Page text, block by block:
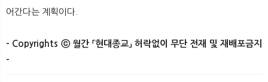
어간다는 계획이다.
- Copyrights ⓒ 월간 「현대종교」 허락없이 무단 전재 및 재배포금지
-​ ​ ​